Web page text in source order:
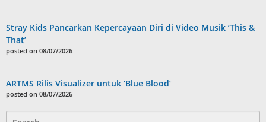
Stray Kids Pancarkan Kepercayaan Diri di Video Musik ‘This &
That’
posted on 08/07/2026
ARTMS Rilis Visualizer untuk ‘Blue Blood’
posted on 08/07/2026